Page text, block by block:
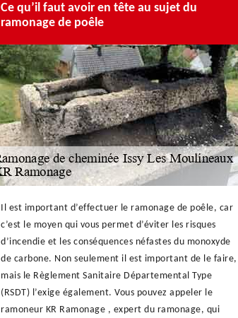
Ce qu’il faut avoir en tête au sujet du
ramonage de poêle
Il est important d’effectuer le ramonage de poêle, car
c’est le moyen qui vous permet d’éviter les risques
d’incendie et les conséquences néfastes du monoxyde
de carbone. Non seulement il est important de le faire,
mais le Règlement Sanitaire Départemental Type
(RSDT) l’exige également. Vous pouvez appeler le
ramoneur KR Ramonage , expert du ramonage, qui